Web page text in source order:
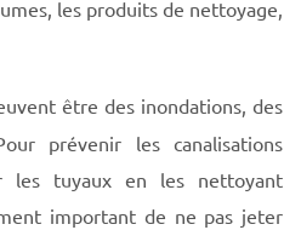
les produits de nettoyage,
être des inondations, des
prévenir les canalisations
les tuyaux en les nettoyant
important de ne pas jeter